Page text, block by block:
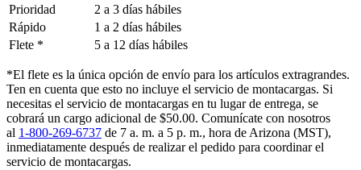
Prioridad
2 a 3 días hábiles
Rápido
1 a 2 días hábiles
Flete *
5 a 12 días hábiles
*El flete es la única opción de envío para los artículos extragrandes.
Ten en cuenta que esto no incluye el servicio de montacargas. Si
necesitas el servicio de montacargas en tu lugar de entrega, se
cobrará un cargo adicional de $50.00. Comunícate con nosotros
al 1-800-269-6737 de 7 a. m. a 5 p. m., hora de Arizona (MST),
inmediatamente después de realizar el pedido para coordinar el
servicio de montacargas.